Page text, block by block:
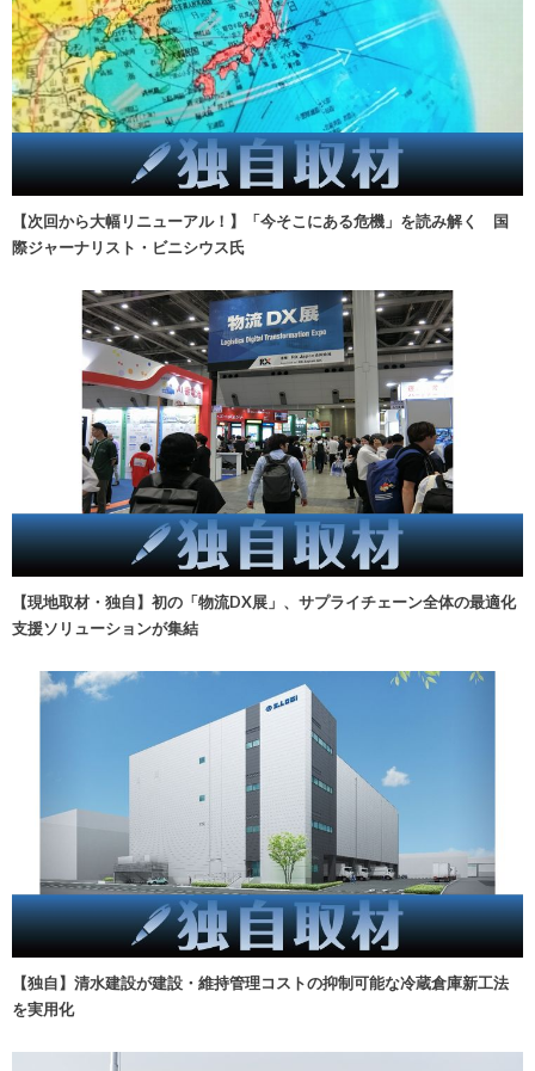
【次回から大幅リニューアル！】「今そこにある危機」を読み解く 国
際ジャーナリスト・ビニシウス氏
【現地取材・独自】初の「物流DX展」、サプライチェーン全体の最適化
支援ソリューションが集結
【独自】清水建設が建設・維持管理コストの抑制可能な冷蔵倉庫新工法
を実用化